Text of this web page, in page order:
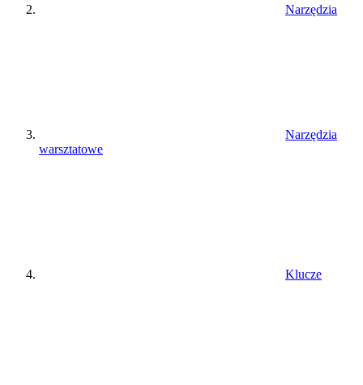
Narzędzia
Narzędzia
warsztatowe
Klucze